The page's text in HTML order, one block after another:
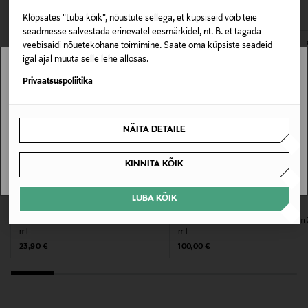
Klõpsates "Luba kõik", nõustute sellega, et küpsiseid võib teie
seadmesse salvestada erinevatel eesmärkidel, nt. B. et tagada
veebisaidi nõuetekohane toimimine. Saate oma küpsiste seadeid
igal ajal muuta selle lehe allosas.
Privaatsuspoliitika
NÄITA DETAILE
KINNITA KÕIK
LUBA KÕIK
Nahatüüp
Kõik nahatüübid
Suurus
AQUA/WATER/EAU, PRUNUS AMYGDALUS DULCIS
(SWEET ALMOND) OIL, ETHYLHEXYL PALMITATE,
DISTEARATE, CETYL ALCOHOL, BIS-DIGLYCERYL
avamata originaalpakendis.
E-POE TAGASTUSED
ml
Original Price
23,90 €
Kätekreem Restorative Hand Cream
ml
Original Price
100,00 €
Stockmann pole Sinu riigis saadaval.
SAAN ARU